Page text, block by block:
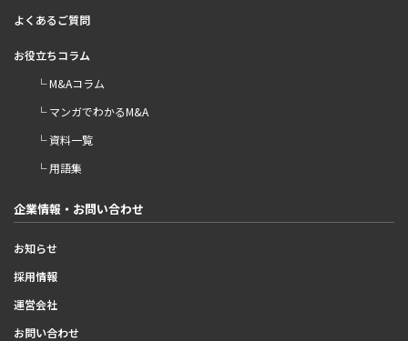
よくあるご質問
お役立ちコラム
└ M&Aコラム
└ マンガでわかるM&A
└ 資料一覧
└ 用語集
企業情報・お問い合わせ
お知らせ
採用情報
運営会社
お問い合わせ